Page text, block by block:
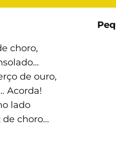
choro,
de ouro,
Acorda!
lado
de choro…